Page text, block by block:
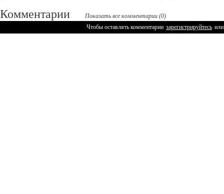
Комментарии
Показать все комментарии (0)
Чтобы оставлять комментарии зарегистрируйтесь или